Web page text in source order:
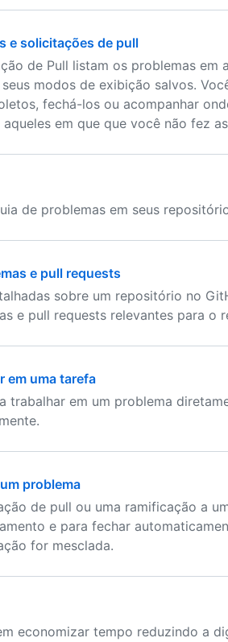
e solicitações de pull
de Pull listam os problemas
modos de exibição salvos.
fechá-los ou acompanhar
em que que você não fez
de problemas em seus
e pull requests
sobre um repositório no
e pull requests relevantes para o
em uma tarefa
trabalhar em um problema
problema
de pull ou uma ramificação a
e para fechar
for mesclada.
economizar tempo reduzindo a